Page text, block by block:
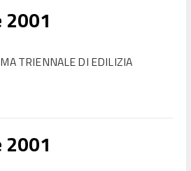
TRIENNALE DI EDILIZIA